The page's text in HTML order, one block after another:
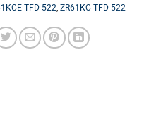
TFD-522 ZR61KC-TFD-522